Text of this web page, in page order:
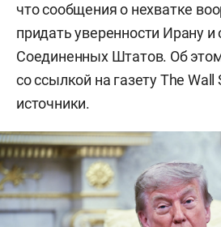
что сообщения о нехватке
придать уверенности Ирану и
Соединенных Штатов. Об
со ссылкой на газету The
источники.